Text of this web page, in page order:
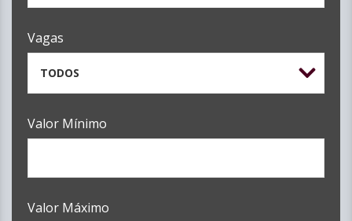
Vagas
TODOS
Valor Mínimo
Valor Máximo